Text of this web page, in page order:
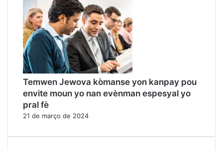
Temwen Jewova kòmanse yon kanpay pou
envite moun yo nan evènman espesyal yo
pral fè
21 de março de 2024